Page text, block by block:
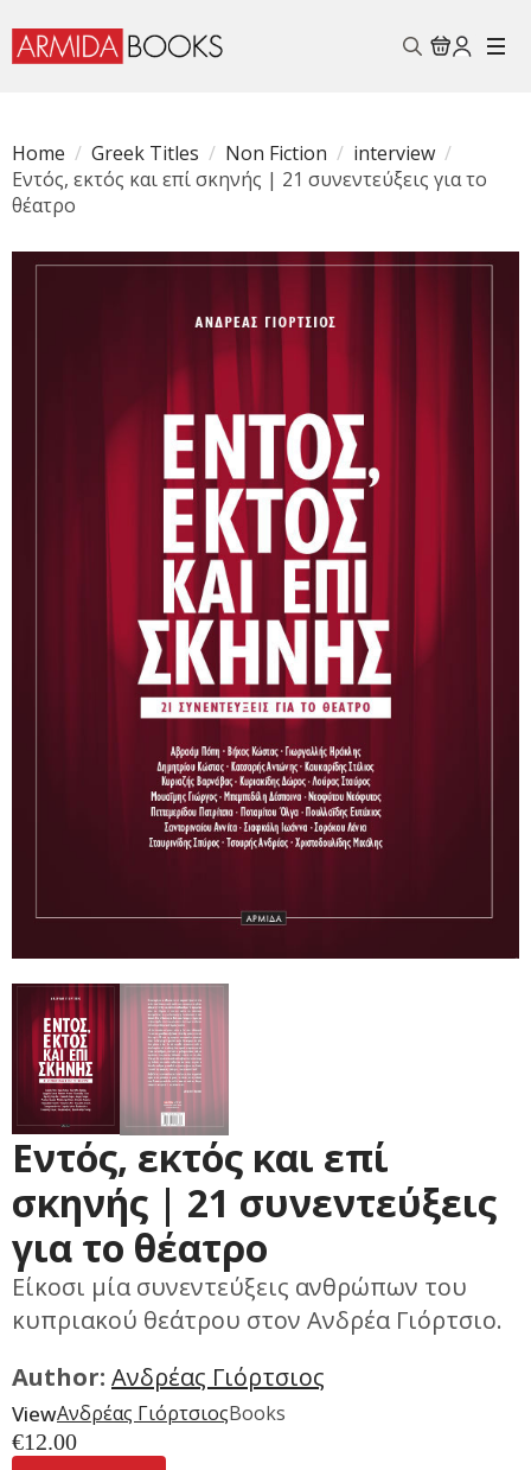
Home
Greek Titles Non Fiction
interview
Εντός, εκτός και επί σκηνής | 21 συνεντεύξεις για το
θέατρο
Εντός, εκτός και επί
σκηνής | 21 συνεντεύξεις
για το θέατρο
Είκοσι μία συνεντεύξεις ανθρώπων του
κυπριακού θεάτρου στον Ανδρέα Γιόρτσιο.
Author: Ανδρέας Γιόρτσιος
ViewΑνδρέας ΓιόρτσιοςBooks
€12.00